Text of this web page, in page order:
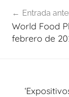
de
entradas
Entrada
World Food
febrero de